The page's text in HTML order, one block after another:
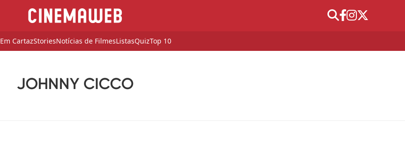
Em CartazStoriesNotícias de FilmesListasQuizTop 10
JOHNNY CICCO